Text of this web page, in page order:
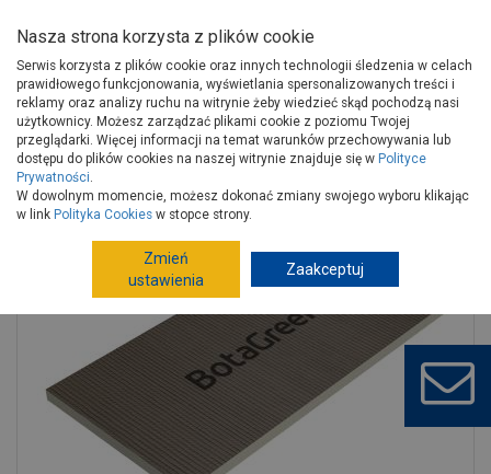
Strona główna Wykończenie Sucha zabudowa
Płyty specjalistyczne
Płyta budowlana Botagreen 40 mm x 0,6 m x 1,2 m BOTAMENT
Nasza strona korzysta z plików cookie
Serwis korzysta z plików cookie oraz innych technologii śledzenia w celach
prawidłowego funkcjonowania, wyświetlania spersonalizowanych treści i
reklamy oraz analizy ruchu na witrynie żeby wiedzieć skąd pochodzą nasi
użytkownicy. Możesz zarządzać plikami cookie z poziomu Twojej
przeglądarki. Więcej informacji na temat warunków przechowywania lub
dostępu do plików cookies na naszej witrynie znajduje się w Polityce
Prywatności.
W dowolnym momencie, możesz dokonać zmiany swojego wyboru klikając
w link Polityka Cookies w stopce strony.
Zmień
ustawienia
Zaakceptuj